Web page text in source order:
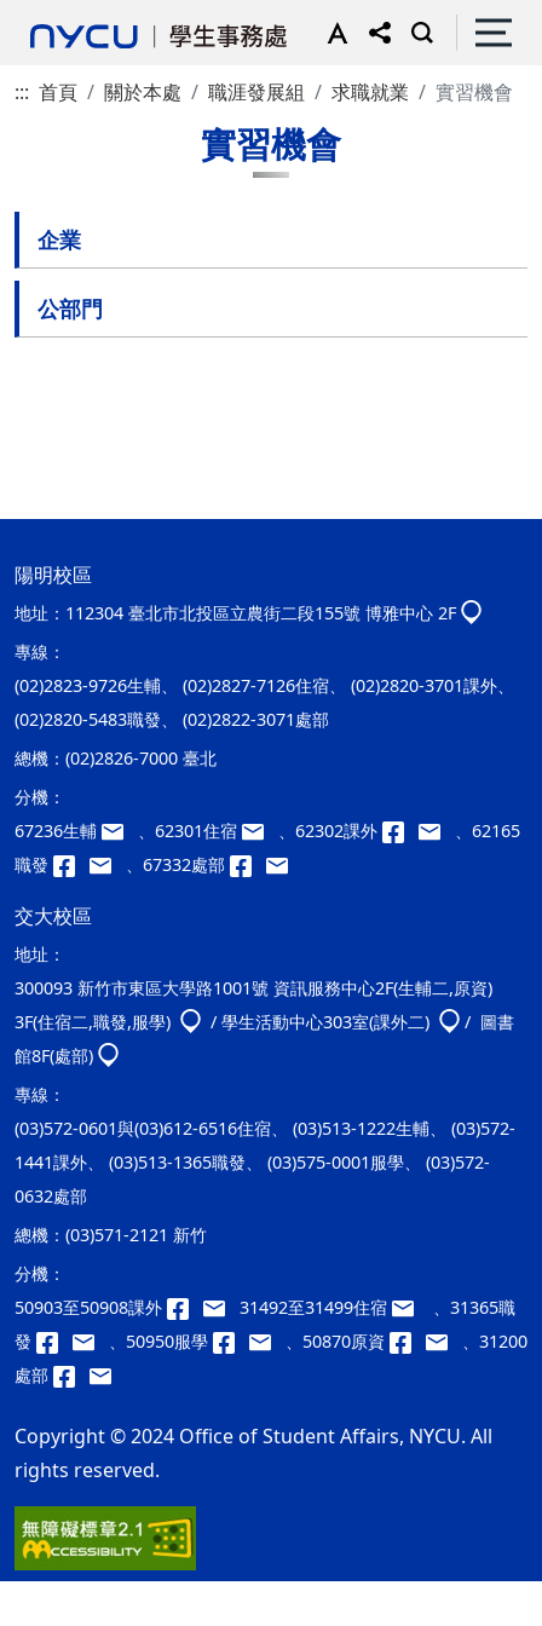
::: 首頁 關於本處 職涯發展組 求職就業 實習機會
實習機會
企業
公部門
陽明校區
地址： 112304 臺北市北投區立農街二段155號 博雅中心 2F
專線：
(02)2823-9726生輔、 (02)2827-7126住宿、 (02)2820-3701課外、
(02)2820-5483職發、 (02)2822-3071處部
總機： (02)2826-7000 臺北
分機：
67236生輔
、62301住宿 、62302課外
、62165
職發
、67332處部
交大校區
地址：
300093 新竹市東區大學路1001號 資訊服務中心2F(生輔二,原資)
3F(住宿二,職發,服學)
/ 學生活動中心303室(課外二)
/ 圖書
館8F(處部)
專線：
(03)572-0601與(03)612-6516住宿、 (03)513-1222生輔、 (03)572-
1441課外、 (03)513-1365職發、 (03)575-0001服學、 (03)572-
0632處部
總機： (03)571-2121 新竹
分機：
50903至50908課外
31492至31499住宿
、31365職
發
、50950服學 、50870原資
、31200
處部
Copyright © 2024 Office of Student Affairs, NYCU. All
rights reserved.